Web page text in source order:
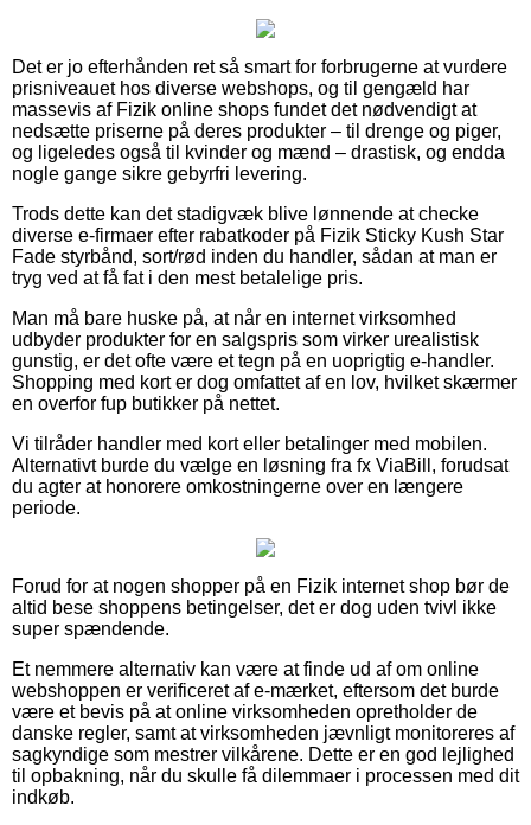
Det er jo efterhånden ret så smart for forbrugerne at vurdere
prisniveauet hos diverse webshops, og til gengæld har
massevis af Fizik online shops fundet det nødvendigt at
nedsætte priserne på deres produkter – til drenge og piger,
og ligeledes også til kvinder og mænd – drastisk, og endda
nogle gange sikre gebyrfri levering.
Trods dette kan det stadigvæk blive lønnende at checke
diverse e-firmaer efter rabatkoder på Fizik Sticky Kush Star
Fade styrbånd, sort/rød inden du handler, sådan at man er
tryg ved at få fat i den mest betalelige pris.
Man må bare huske på, at når en internet virksomhed
udbyder produkter for en salgspris som virker urealistisk
gunstig, er det ofte være et tegn på en uoprigtig e-handler.
Shopping med kort er dog omfattet af en lov, hvilket skærmer
en overfor fup butikker på nettet.
Vi tilråder handler med kort eller betalinger med mobilen.
Alternativt burde du vælge en løsning fra fx ViaBill, forudsat
du agter at honorere omkostningerne over en længere
periode.
Forud for at nogen shopper på en Fizik internet shop bør de
altid bese shoppens betingelser, det er dog uden tvivl ikke
super spændende.
Et nemmere alternativ kan være at finde ud af om online
webshoppen er verificeret af e-mærket, eftersom det burde
være et bevis på at online virksomheden opretholder de
danske regler, samt at virksomheden jævnligt monitoreres af
sagkyndige som mestrer vilkårene. Dette er en god lejlighed
til opbakning, når du skulle få dilemmaer i processen med dit
indkøb.